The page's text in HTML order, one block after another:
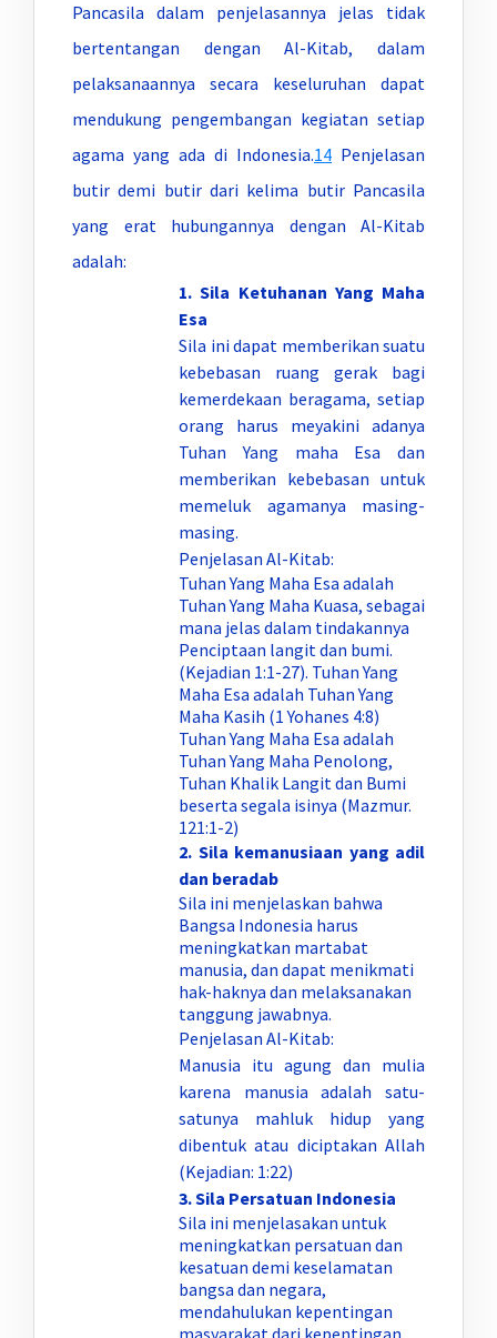
Pancasila dalam penjelasannya jelas tidak
bertentangan dengan Al-Kitab, dalam
pelaksanaannya secara keseluruhan dapat
mendukung pengembangan kegiatan setiap
agama yang ada di Indonesia.14 Penjelasan
butir demi butir dari kelima butir Pancasila
yang erat hubungannya dengan Al-Kitab
adalah:
1. Sila Ketuhanan Yang Maha
Esa
Sila ini dapat memberikan suatu
kebebasan ruang gerak bagi
kemerdekaan beragama, setiap
orang harus meyakini adanya
Tuhan Yang maha Esa dan
memberikan kebebasan untuk
memeluk agamanya masing-
masing.
Penjelasan Al-Kitab:
Tuhan Yang Maha Esa adalah
Tuhan Yang Maha Kuasa, sebagai
mana jelas dalam tindakannya
Penciptaan langit dan bumi.
(Kejadian 1:1-27). Tuhan Yang
Maha Esa adalah Tuhan Yang
Maha Kasih (1 Yohanes 4:8)
Tuhan Yang Maha Esa adalah
Tuhan Yang Maha Penolong,
Tuhan Khalik Langit dan Bumi
beserta segala isinya (Mazmur.
121:1-2)
2. Sila kemanusiaan yang adil
dan beradab
Sila ini menjelaskan bahwa
Bangsa Indonesia harus
meningkatkan martabat
manusia, dan dapat menikmati
hak-haknya dan melaksanakan
tanggung jawabnya.
Penjelasan Al-Kitab:
Manusia itu agung dan mulia
karena manusia adalah satu-
satunya mahluk hidup yang
dibentuk atau diciptakan Allah
(Kejadian: 1:22)
3.Sila Persatuan Indonesia
Sila ini menjelasakan untuk
meningkatkan persatuan dan
kesatuan demi keselamatan
bangsa dan negara,
mendahulukan kepentingan